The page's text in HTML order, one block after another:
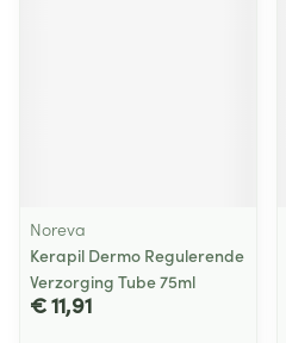
Noreva
Kerapil Dermo Regulerende
Verzorging Tube 75ml
€ 11,91